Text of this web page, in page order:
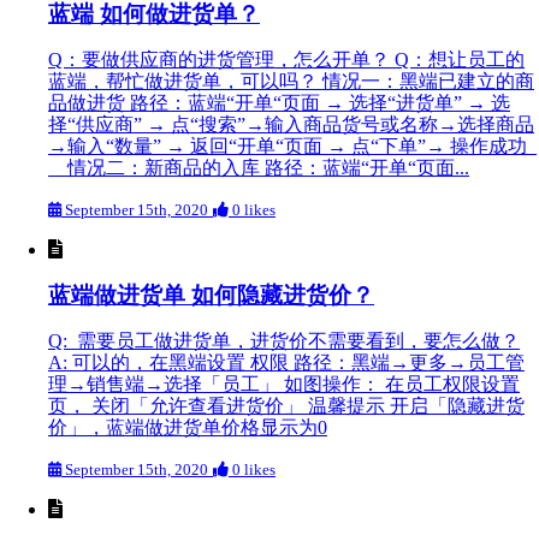
蓝端 如何做进货单？
Q：要做供应商的进货管理，怎么开单？ Q：想让员工的
蓝端，帮忙做进货单，可以吗？ 情况一：黑端已建立的商
品做进货 路径：蓝端“开单“页面 → 选择“进货单” → 选
择“供应商” → 点“搜索”→输入商品货号或名称→选择商品
→输入“数量” → 返回“开单“页面 → 点“下单”→ 操作成功
情况二：新商品的入库 路径：蓝端“开单“页面...
September 15th, 2020 0 likes
蓝端做进货单 如何隐藏进货价？
Q: 需要员工做进货单，进货价不需要看到，要怎么做？
A: 可以的，在黑端设置 权限 路径：黑端→更多→员工管
理→销售端→选择「员工」 如图操作： 在员工权限设置
页， 关闭「允许查看进货价」 温馨提示 开启「隐藏进货
价」，蓝端做进货单价格显示为0
September 15th, 2020 0 likes